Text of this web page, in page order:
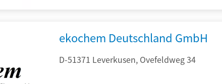
ekochem Deutschland GmbH
D-51371 Leverkusen, Ovefeldweg 34